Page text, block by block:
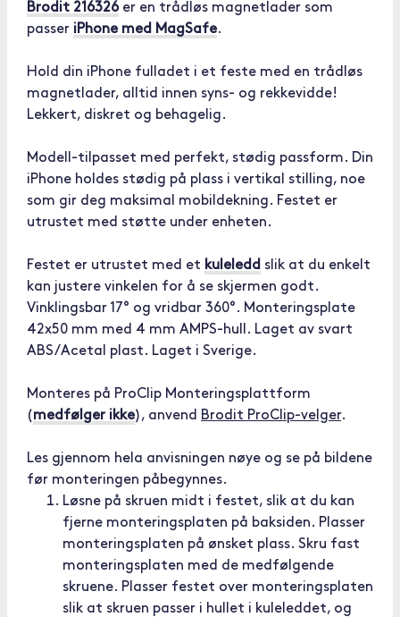
Brodit 216326er en trådløs magnetlader som
passer iPhone med MagSafe.
Hold din iPhone fulladet i et feste med en trådløs
magnetlader, alltid innen syns- og rekkevidde!
Lekkert, diskret og behagelig.
Modell-tilpasset med perfekt, stødig passform. Din
iPhone holdes stødig på plass i vertikal stilling, noe
som gir deg maksimal mobildekning. Festet er
utrustet med støtte under enheten.
Festet er utrustet med et kuleledd slik at du enkelt
kan justere vinkelen for å se skjermen godt.
Vinklingsbar 17° og vridbar 360°. Monteringsplate
42x50 mm med 4 mm AMPS-hull. Laget av svart
ABS/Acetal plast. Laget i Sverige.
Monteres på ProClip Monteringsplattform
(medfølger ikke), anvend Brodit ProClip-velger.
Les gjennom hela anvisningen nøye og se på bildene
før monteringen påbegynnes.
Løsne på skruen midt i festet, slik at du kan
fjerne monteringsplaten på baksiden. Plasser
monteringsplaten på ønsket plass. Skru fast
monteringsplaten med de medfølgende
skruene. Plasser festet over monteringsplaten
slik at skruen passer i hullet i kuleleddet, og